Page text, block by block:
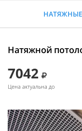
Натяжной
7042
Цена актуальна до